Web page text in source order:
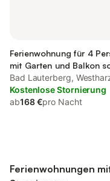
Ferienwohnung für 4
mit Garten und Balkon
Sauna
Bad Lauterberg,
Kostenlose Stornierung
ab168 €pro Nacht
Ferienwohnungen